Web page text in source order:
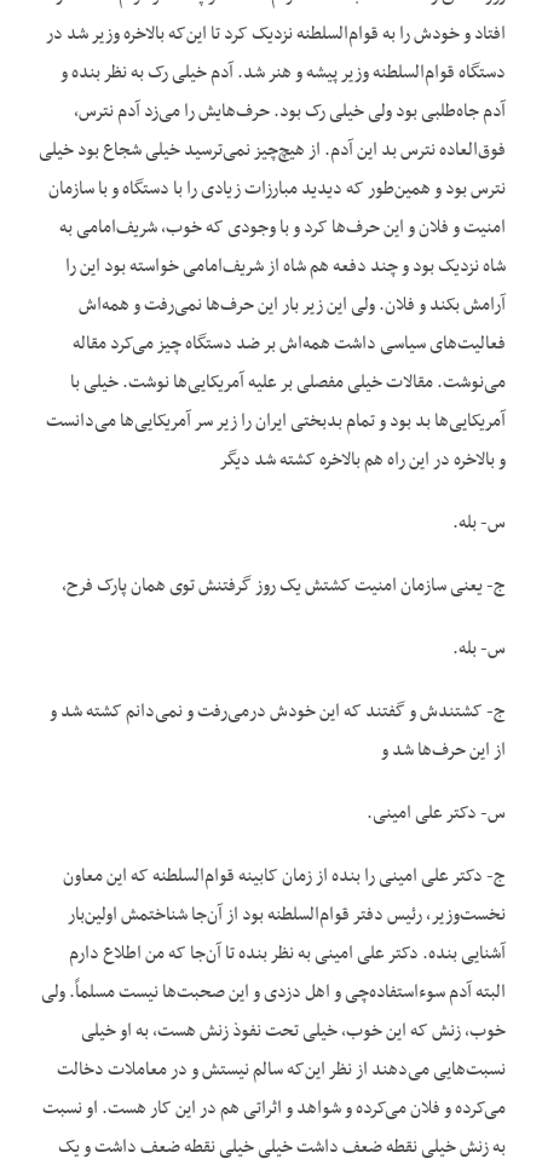
افتاد و خودش را به قوام‌السلطنه نزدیک کرد تا این‌که بالاخره وزیر شد در
دستگاه قوام‌السلطنه وزیر پیشه و هنر شد. آدم خیلی رک به نظر بنده و
آدم جاه‌طلبی بود ولی خیلی رک بود. حرف‌هایش را می‌زد آدم نترس،
فوق‌العاده نترس بد این آدم. از هیچ‌چیز نمی‌ترسید خیلی شجاع بود خیلی
نترس بود و همین‌طور که دیدید مبارزات زیادی را با دستگاه و با سازمان
امنیت و فلان و این حرف‌ها کرد و با وجودی که خوب، شریف‌امامی به
شاه نزدیک بود و چند دفعه هم شاه از شریف‌امامی خواسته بود این را
آرامش بکند و فلان. ولی این زیر بار این حرف‌ها نمی‌رفت و همه‌اش
فعالیت‌های سیاسی داشت همه‌اش بر ضد دستگاه چیز می‌کرد مقاله
می‌نوشت. مقالات خیلی مفصلی بر علیه آمریکایی‌ها نوشت. خیلی با
آمریکایی‌ها بد بود و تمام بدبختی ایران را زیر سر آمریکایی‌ها می‌دانست
و بالاخره در این راه هم بالاخره کشته شد دیگر
س- بله.
ج- یعنی سازمان امنیت کشتش یک روز گرفتنش توی همان پارک فرح،
س- بله.
ج- کشتندش و گفتند که این خودش درمی‌رفت و نمی‌دانم کشته شد و
از این حرف‌ها شد و
س- دکتر علی امینی.
ج- دکتر علی امینی را بنده از زمان کابینه قوام‌السلطنه که این معاون
نخست‌وزیر، رئیس دفتر قوام‌السلطنه بود از آن‌جا شناختمش اولین‌بار
آشنایی بنده. دکتر علی امینی به نظر بنده تا آن‌جا که من اطلاع دارم
البته آدم سوءاستفاده‌چی و اهل دزدی و این صحبت‌ها نیست مسلماً. ولی
خوب، زنش که این خوب، خیلی تحت نفوذ زنش هست، به او خیلی
نسبت‌هایی می‌دهند از نظر این‌که سالم نیستش و در معاملات دخالت
می‌کرده و فلان می‌کرده و شواهد و اثراتی هم در این کار هست. او نسبت
به زنش خیلی نقطه ضعف داشت خیلی خیلی نقطه ضعف داشت و یک